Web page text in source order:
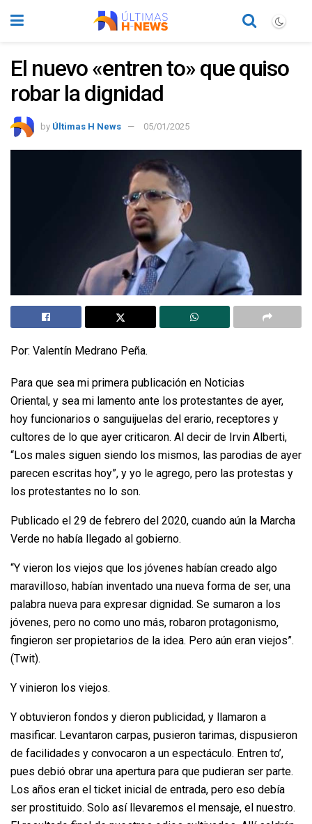
El nuevo «entren to» que quiso
robar la dignidad
by Últimas H News 05/01/2025
Por: Valentín Medrano Peña.
Para que sea mi primera publicación en Noticias
Oriental, y sea mi lamento ante los protestantes de ayer,
hoy funcionarios o sanguijuelas del erario, receptores y
cultores de lo que ayer criticaron. Al decir de Irvin Alberti,
“Los males siguen siendo los mismos, las parodias de ayer
parecen escritas hoy”, y yo le agrego, pero las protestas y
los protestantes no lo son.
Publicado el 29 de febrero del 2020, cuando aún la Marcha
Verde no había llegado al gobierno.
“Y vieron los viejos que los jóvenes habían creado algo
maravilloso, habían inventado una nueva forma de ser, una
palabra nueva para expresar dignidad. Se sumaron a los
jóvenes, pero no como uno más, robaron protagonismo,
fingieron ser propietarios de la idea. Pero aún eran viejos”.
(Twit).
Y vinieron los viejos.
Y obtuvieron fondos y dieron publicidad, y llamaron a
masificar. Levantaron carpas, pusieron tarimas, dispusieron
de facilidades y convocaron a un espectáculo. Entren to’,
pues debió obrar una apertura para que pudieran ser parte.
Los años eran el ticket inicial de entrada, pero eso debía
ser prostituido. Solo así llevaremos el mensaje, el nuestro.